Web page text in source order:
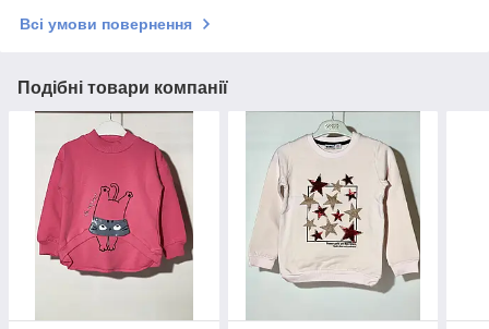
Всі умови повернення
Подібні товари компанії